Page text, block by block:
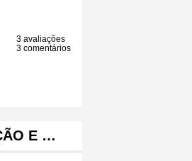
3 avaliações
3 comentários
E …